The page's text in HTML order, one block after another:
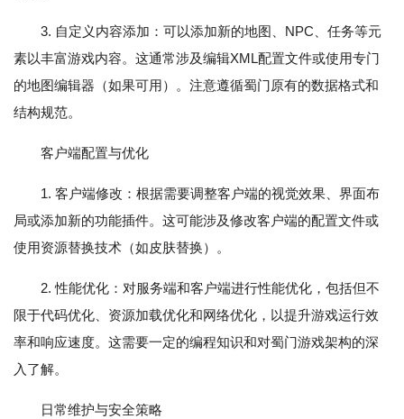
3. 自定义内容添加：可以添加新的地图、NPC、任务等元
素以丰富游戏内容。这通常涉及编辑XML配置文件或使用专门
的地图编辑器（如果可用）。注意遵循蜀门原有的数据格式和
结构规范。
客户端配置与优化
1. 客户端修改：根据需要调整客户端的视觉效果、界面布
局或添加新的功能插件。这可能涉及修改客户端的配置文件或
使用资源替换技术（如皮肤替换）。
2. 性能优化：对服务端和客户端进行性能优化，包括但不
限于代码优化、资源加载优化和网络优化，以提升游戏运行效
率和响应速度。这需要一定的编程知识和对蜀门游戏架构的深
入了解。
日常维护与安全策略